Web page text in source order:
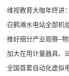
·维视教育大咖年终讲
·白鹤滩水电站全部机组投产发电 世界最
·推好细分产业观察--物联网：2026年
·加大在用计量器具、试验检测设备的自
·全国首套自动化虚拟电厂